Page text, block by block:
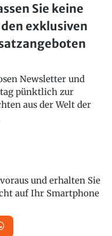
Sie keine
exklusiven
Newsletter und
pünktlich zur
aus der Welt der
und erhalten Sie
auf Ihr Smartphone